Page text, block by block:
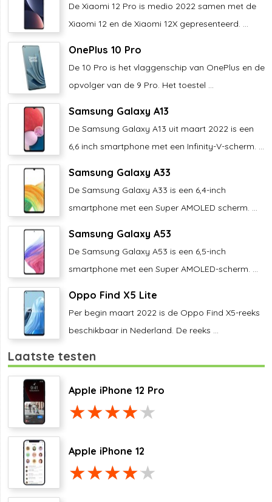
De Xiaomi 12 Pro is medio 2022 samen met de
Xiaomi 12 en de Xiaomi 12X gepresenteerd. ...
OnePlus 10 Pro
De 10 Pro is het vlaggenschip van OnePlus en de
opvolger van de 9 Pro. Het toestel ...
Samsung Galaxy A13
De Samsung Galaxy A13 uit maart 2022 is een
6,6 inch smartphone met een Infinity-V-scherm. ...
Samsung Galaxy A33
De Samsung Galaxy A33 is een 6,4-inch
smartphone met een Super AMOLED scherm. ...
Samsung Galaxy A53
De Samsung Galaxy A53 is een 6,5-inch
smartphone met een Super AMOLED-scherm. ...
Oppo Find X5 Lite
Per begin maart 2022 is de Oppo Find X5-reeks
beschikbaar in Nederland. De reeks ...
Laatste testen
Apple iPhone 12 Pro
Apple iPhone 12